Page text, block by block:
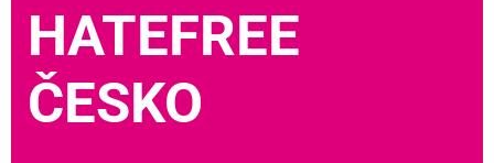
HATEFREE
ČESKO